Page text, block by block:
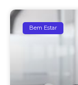
Bem Estar